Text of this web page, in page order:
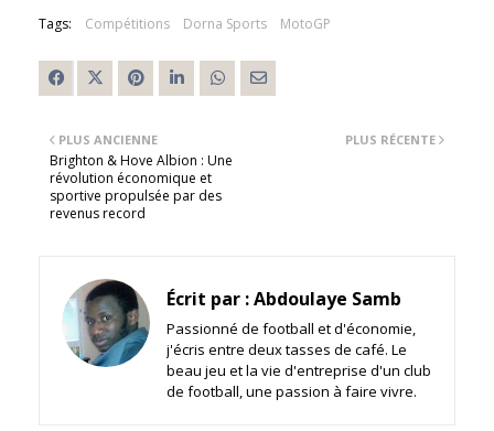
Tags: Compétitions Dorna Sports MotoGP
PLUS RÉCENTE
PLUS ANCIENNE
Brighton & Hove Albion : Une
révolution économique et
sportive propulsée par des
revenus record
Écrit par :Abdoulaye Samb
Passionné de football et d'économie,
j'écris entre deux tasses de café. Le
beau jeu et la vie d'entreprise d'un club
de football, une passion à faire vivre.